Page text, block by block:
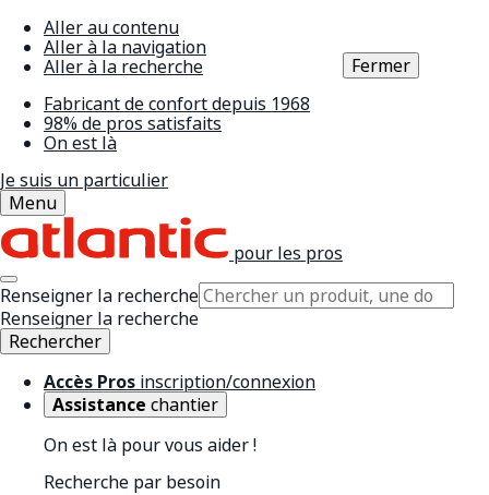
Aller au contenu
Aller à la navigation
Aller à la recherche
Fabricant de confort depuis 1968
98% de pros satisfaits
On est là
Je suis un particulier
Menu
pour les pros
Renseigner la recherche
Renseigner la recherche
Rechercher
Accès Pros inscription/connexion
Assistance chantier
On est là pour vous aider !
Recherche par besoin
Fermer